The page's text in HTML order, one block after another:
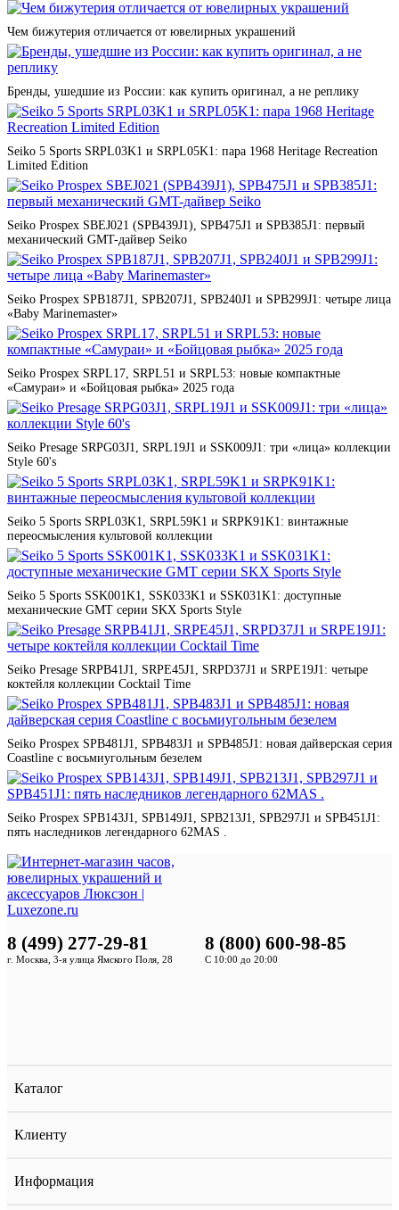
Чем бижутерия отличается от ювелирных украшений
Бренды, ушедшие из России: как купить оригинал, а не реплику
Seiko 5 Sports SRPL03K1 и SRPL05K1: пара 1968 Heritage Recreation
Limited Edition
Seiko Prospex SBEJ021 (SPB439J1), SPB475J1 и SPB385J1: первый
механический GMT-дайвер Seiko
Seiko Prospex SPB187J1, SPB207J1, SPB240J1 и SPB299J1: четыре лица
«Baby Marinemaster»
Seiko Prospex SRPL17, SRPL51 и SRPL53: новые компактные
«Самураи» и «Бойцовая рыбка» 2025 года
Seiko Presage SRPG03J1, SRPL19J1 и SSK009J1: три «лица» коллекции
Style 60's
Seiko 5 Sports SRPL03K1, SRPL59K1 и SRPK91K1: винтажные
переосмысления культовой коллекции
Seiko 5 Sports SSK001K1, SSK033K1 и SSK031K1: доступные
механические GMT серии SKX Sports Style
Seiko Presage SRPB41J1, SRPE45J1, SRPD37J1 и SRPE19J1: четыре
коктейля коллекции Cocktail Time
Seiko Prospex SPB481J1, SPB483J1 и SPB485J1: новая дайверская серия
Coastline с восьмиугольным безелем
Seiko Prospex SPB143J1, SPB149J1, SPB213J1, SPB297J1 и SPB451J1:
пять наследников легендарного 62MAS .
Каталог
Клиенту
Информация
8 (499) 277-29-81
г. Москва, 3-я улица Ямского Поля, 28
8 (800) 600-98-85
С 10:00 до 20:00